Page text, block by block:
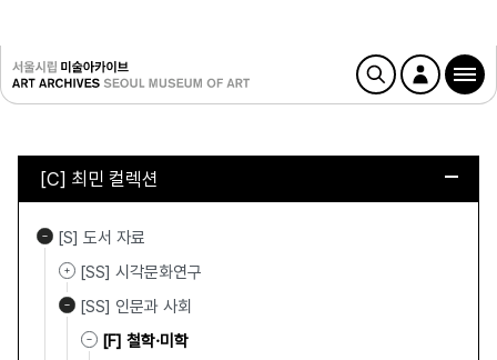
[C] 최민 컬렉션
[S] 도서 자료
[SS] 시각문화연구
[SS] 인문과 사회
[F] 철학·미학